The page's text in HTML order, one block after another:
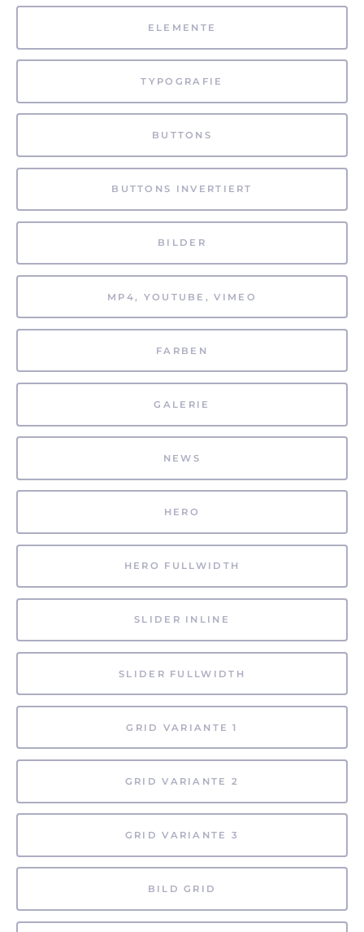
ELEMENTE
TYPOGRAFIE
BUTTONS
BUTTONS INVERTIERT
BILDER
MP4, YOUTUBE, VIMEO
FARBEN
GALERIE
NEWS
HERO
HERO FULLWIDTH
SLIDER INLINE
SLIDER FULLWIDTH
GRID VARIANTE 1
GRID VARIANTE 2
GRID VARIANTE 3
BILD GRID